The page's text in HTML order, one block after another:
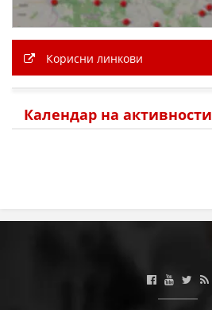
ПРИРАЧНИЦИ
Корисни линкови
Календар на активности